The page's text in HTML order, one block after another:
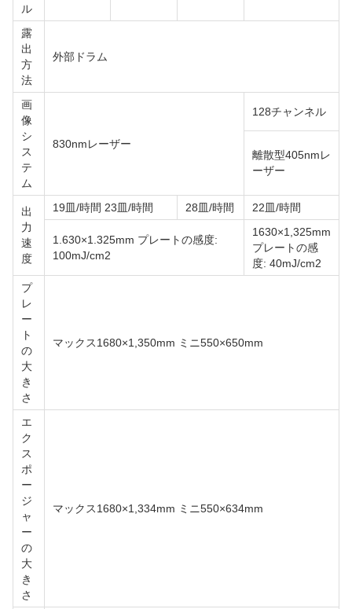
ル
露
出
方
法
外部ドラム
画
像
シ
ス
テ
ム
830nmレーザー
128チャンネル
離散型405nmレ
ーザー
出
力
速
度
19皿/時間 23皿/時間 28皿/時間 22皿/時間
1.630×1.325mm プレートの感度:
100mJ/cm2
1630×1,325mm
プレートの感
度: 40mJ/cm2
プ
レ
ー
ト
の
大
き
さ
マックス1680×1,350mm ミニ550×650mm
エ
ク
ス
ポ
ー
ジ
ャ
ー
の
大
き
さ
マックス1680×1,334mm ミニ550×634mm